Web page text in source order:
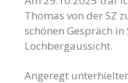
Thomas von der SZ
schönen Gespräch
Lochbergaussicht.
Angeregt